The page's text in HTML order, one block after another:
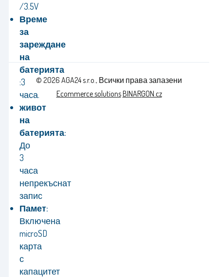
/3.5V
Време
за
зареждане
на
батерията
:3
часа.
живот
на
батерията:
До
3
часа
непрекъснат
запис
Памет:
Включена
microSD
карта
с
капацитет
© 2026 AGA24 s.r.o., Всички права запазени
Ecommerce solutionsBINARGON.cz